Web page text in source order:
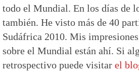
todo el Mundial. En los días de
también. He visto más de 40
Sudáfrica 2010. Mis
sobre el Mundial están ahí. Si
retrospectivo puede visitar el